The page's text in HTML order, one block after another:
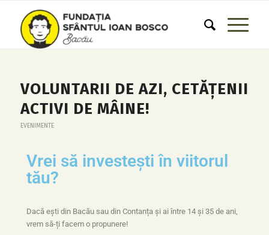
VOLUNTARII DE AZI, CETĂȚENII
ACTIVI DE MÂINE!
EVENIMENTE
Vrei să investești în viitorul
tău?
Dacă ești din Bacău sau din Contanța și ai între 14 și 35 de ani,
vrem să-ți facem o propunere!